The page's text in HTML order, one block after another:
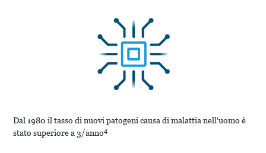
Dal 1980 il tasso di nuovi patogeni causa di malattia nell'uomo è
stato superiore a 3/anno4